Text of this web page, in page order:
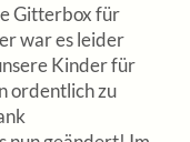
Gitterbox für
war es leider
Kinder für
ordentlich zu